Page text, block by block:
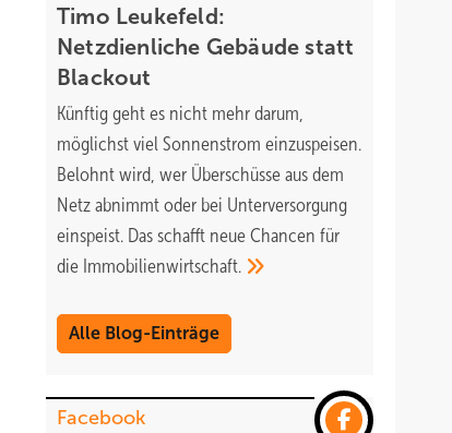
Timo Leukefeld:
Netzdienliche Gebäude statt
Blackout
Künftig geht es nicht mehr darum,
möglichst viel Sonnenstrom einzuspeisen.
Belohnt wird, wer Überschüsse aus dem
Netz abnimmt oder bei Unterversorgung
einspeist. Das schafft neue Chancen für
die Immobilienwirtschaft.
Alle Blog-Einträge
Facebook